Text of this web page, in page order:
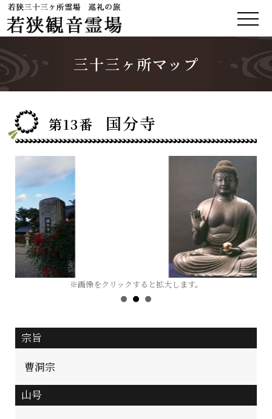
三十三ヶ所マップ
第13番 国分寺
※画像をクリックすると拡大します。
宗旨
曹洞宗
山号